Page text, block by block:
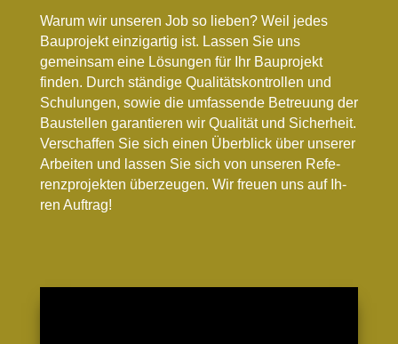
Warum wir unseren Job so lieben? Weil jedes
Bauprojekt einzigartig ist. Lassen Sie uns
gemeinsam eine Lösungen für Ihr Bauprojekt
finden. Durch stän­di­ge Qua­li­täts­kon­trol­len und
Schu­­lun­gen, so­wie die umfassende Be­treu­ung der
Bau­stel­len ga­ran­tie­ren wir Qua­li­tät und Sicherheit.
Verschaffen Sie sich einen Überblick über unserer
Arbeiten und las­sen Sie sich von un­se­ren Re­fe­
renz­pro­jek­ten über­zeu­gen. Wir freu­en uns auf Ih­
ren Auf­trag!